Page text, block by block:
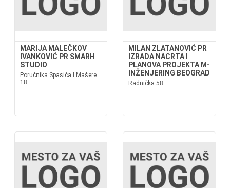
MARIJA MALEČKOV
IVANKOVIĆ PR SMARH
STUDIO
Poručnika Spasića I Mašere
18
MILAN ZLATANOVIĆ PR
IZRADA NACRTA I
PLANOVA PROJEKTA M-
INŽENJERING BEOGRAD
Radnička 58